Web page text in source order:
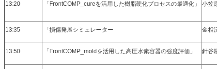
13:20 「FrontCOMP_cureを活用した樹脂硬化プロセスの最適化」 小笠
13:35 「損傷発展シミュレーター 金相
13:50 「FrontCOMP_moldを活用した高圧水素容器の強度評価」 針谷